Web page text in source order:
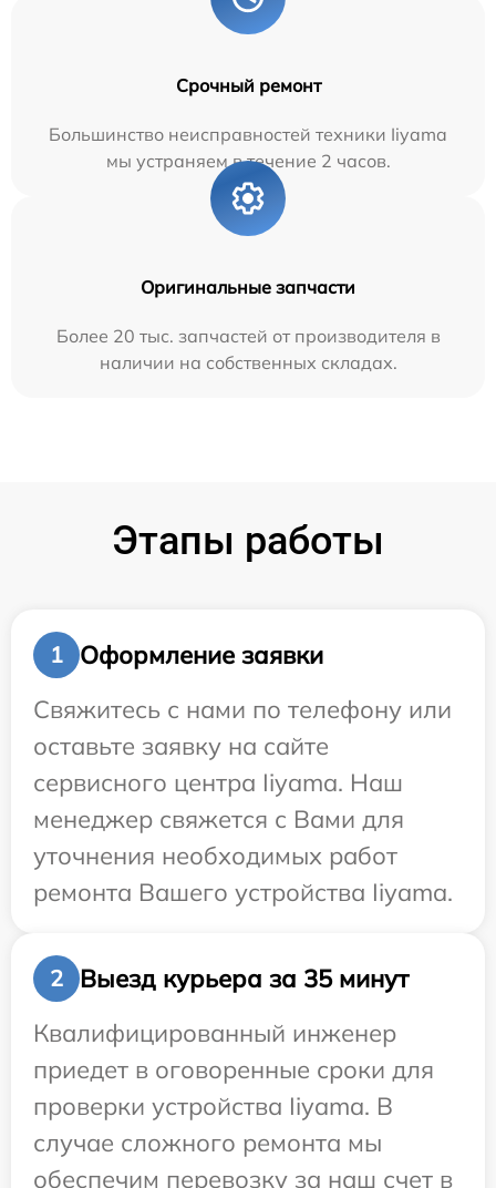
Срочный ремонт
Большинство неисправностей техники Iiyama
мы устраняем в течение 2 часов.
Оригинальные запчасти
Более 20 тыс. запчастей от производителя в
наличии на собственных складах.
Этапы работы
1
Оформление заявки
Свяжитесь с нами по телефону или
оставьте заявку на сайте
сервисного центра Iiyama. Наш
менеджер свяжется с Вами для
уточнения необходимых работ
ремонта Вашего устройства Iiyama.
2
Выезд курьера за 35 минут
Квалифицированный инженер
приедет в оговоренные сроки для
проверки устройства Iiyama. В
случае сложного ремонта мы
обеспечим перевозку за наш счет в